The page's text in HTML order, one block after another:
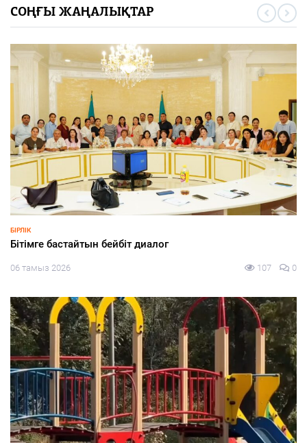
СОҢҒЫ ЖАҢАЛЫҚТАР
ЭКОНОМИКА
БҚО шаруалары заманауи суару жүйелеріне көшуде
06 тамыз 2026 82 0